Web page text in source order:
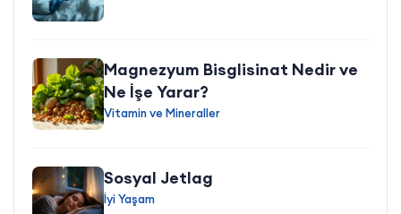
Magnezyum Bisglisinat Nedir ve
Ne İşe Yarar?
Vitamin ve Mineraller
Sosyal Jetlag
İyi Yaşam